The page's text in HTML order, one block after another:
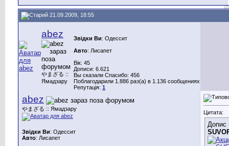
21.09.2009, 18:55
abez
やまざる ::
Ямадзару
Звідки Ви: Одессит
Авто: Лисапет
Вік: 45
Дописи: 6.621
Вы сказали Спасибо: 456
Поблагодарили 1.886 раз(а) в 1.136 сообщениях
Репутація: 1
abez
やまざる :: Ямадзару
Звідки Ви: Одессит
Авто: Лисапет
Цитата:
Допис